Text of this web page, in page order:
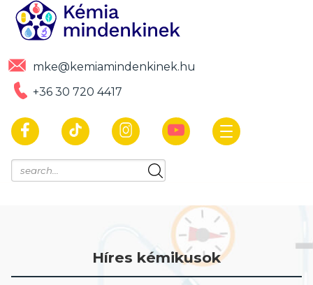
mke@kemiamindenkinek.hu
+36 30 720 4417
Híres kémikusok